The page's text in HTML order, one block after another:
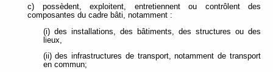
c) possèdent, exploitent, entretiennent ou contrôlent des
composantes du cadre bâti, notamment :
(i) des installations, des bâtiments, des structures ou des
lieux,
(ii) des infrastructures de transport, notamment de transport
en commun;